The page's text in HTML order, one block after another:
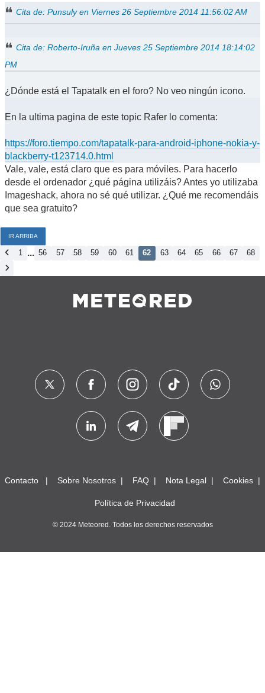
Cita de: Punsuly en Viernes 26 Septiembre 2014 11:56:02 AM
Cita de: Roberto-Iruña en Jueves 25 Septiembre 2014 18:14:02
PM
¿Dónde está el Tapatalk en el foro? No veo ningún icono.
En la ultima pagina de este topic Rafer lo comenta:
https://foro.tiempo.com/tapatalk-para-android-iphone-nokia-y-
blackberry-t123714.0.html
Vale, vale, está claro que es para móviles. Para hacerlo
desde el ordenador ¿qué página utilizáis? Antes yo utilizaba
Imageshack, ahora no sé qué utilizar. ¿Qué me recomendáis
que sea gratuito?
IR ARRIBA
1 ... 56 57 58 59 60 61 62 63 64 65 66 67 68
Contacto Sobre Nosotros FAQ Nota Legal Cookies
Política de Privacidad
© 2024 Meteored. Todos los derechos reservados